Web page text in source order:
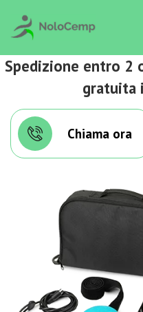
Spedizione entro 2
gratuita
Chiama ora